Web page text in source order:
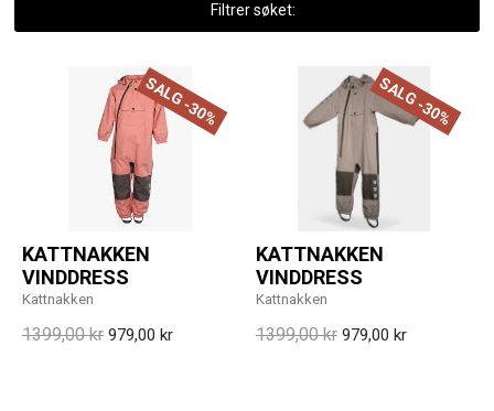
Filtrer søket:
KATTNAKKEN
VINDDRESS
Kattnakken
1399,00 kr 979,00 kr
SALG -30%
KATTNAKKEN
VINDDRESS
Kattnakken
1399,00 kr 979,00 kr
SALG -30%